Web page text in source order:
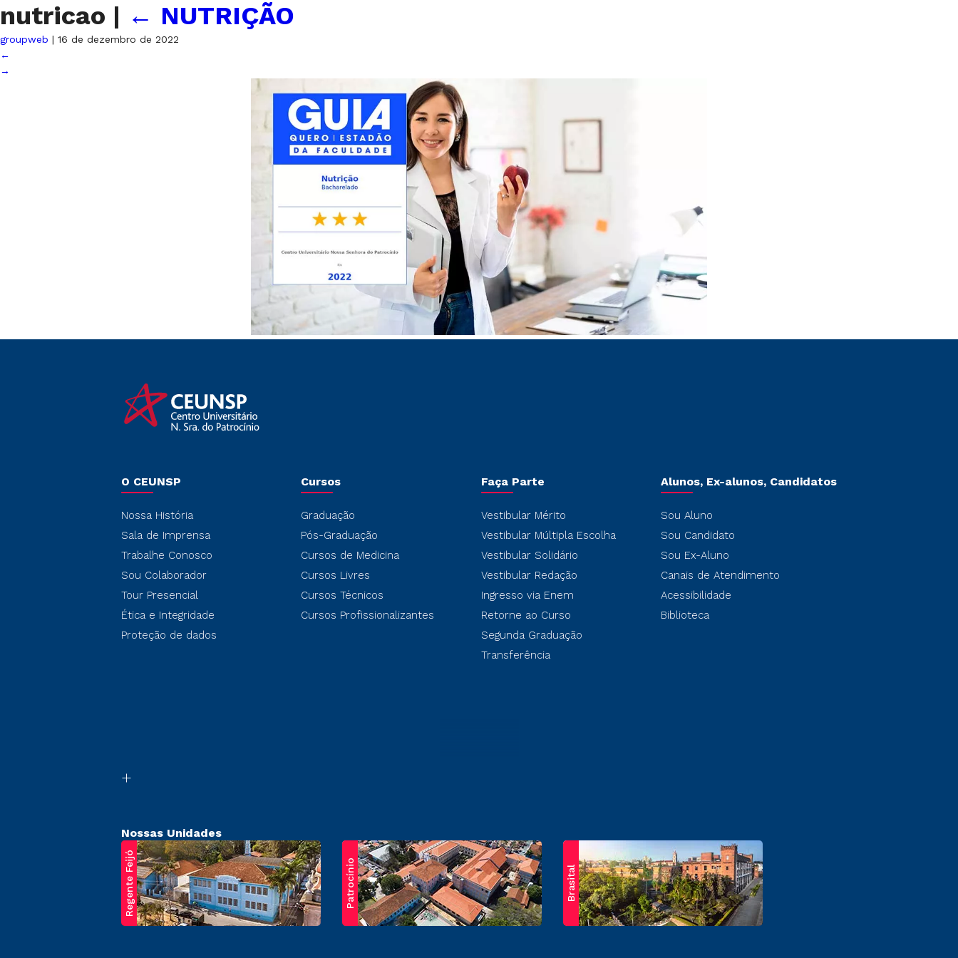
nutricao | ← NUTRIÇÃO
groupweb | 16 de dezembro de 2022
←
→
O CEUNSP
Nossa História
Sala de Imprensa
Trabalhe Conosco
Sou Colaborador
Tour Presencial
Ética e Integridade
Proteção de dados
Cursos
Graduação
Pós-Graduação
Cursos de Medicina
Cursos Livres
Cursos Técnicos
Cursos Profissionalizantes
Faça Parte
Vestibular Mérito
Vestibular Múltipla Escolha
Vestibular Solidário
Vestibular Redação
Ingresso via Enem
Retorne ao Curso
Segunda Graduação
Transferência
Alunos, Ex-alunos, Candidatos
Sou Aluno
Sou Candidato
Sou Ex-Aluno
Canais de Atendimento
Acessibilidade
Biblioteca
Nossas Unidades
Regente Feijó Patrocínio Brasital